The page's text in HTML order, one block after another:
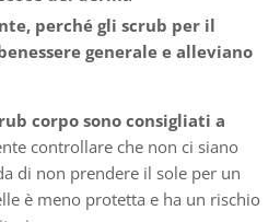
perché gli scrub per il
generale e alleviano
corpo sono consigliati a
controllare che non ci siano
di non prendere il sole per un
è meno protetta e ha un rischio